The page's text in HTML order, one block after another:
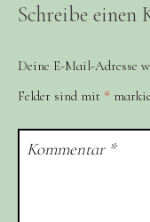
Schreibe einen
Deine E-Mail-Adresse
Felder sind mit *
Kommentar *